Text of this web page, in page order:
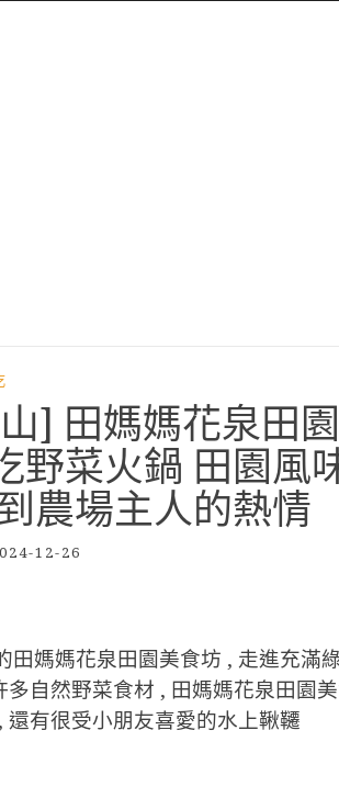
] 田媽媽花泉田
野菜火鍋 田園風
農場主人的熱情
12-26
田媽媽花泉田園美食坊 , 走進充滿
多自然野菜食材 , 田媽媽花泉田園
還有很受小朋友喜愛的水上鞦韆